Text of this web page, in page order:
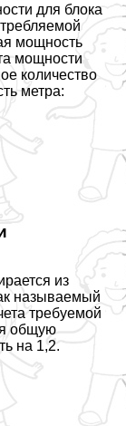
для блока
мощность
мощности
количество
метра:
из
называемый
требуемой
общую
на 1,2.